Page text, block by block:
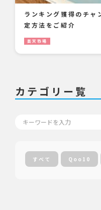
ランキング獲得のチャ
定方法をご紹介
楽天市場
カテゴリー覧
すべて Qoo10